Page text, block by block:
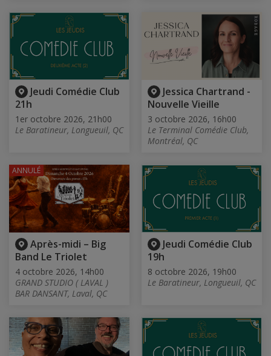
Jeudi Comédie Club
21h
1er octobre 2026, 21h00
Le Baratineur, Longueuil, QC
Jessica Chartrand -
Nouvelle Vieille
3 octobre 2026, 16h00
Le Terminal Comédie Club,
Montréal, QC
Après-midi – Big
Band Le Triolet
4 octobre 2026, 14h00
GRAND STUDIO ( LAVAL )
BAR DANSANT, Laval, QC
ANNULÉ
Jeudi Comédie Club
19h
8 octobre 2026, 19h00
Le Baratineur, Longueuil, QC